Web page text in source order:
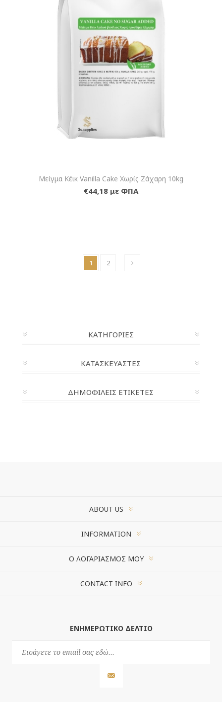
Μείγμα Κέικ Vanilla Cake Χωρίς Ζάχαρη 10kg
€44,18 με ΦΠΑ
1 2
ΚΑΤΗΓΟΡΊΕΣ
ΚΑΤΑΣΚΕΥΑΣΤΈΣ
ΔΗΜΟΦΙΛΕΙΣ ΕΤΙΚΕΤΕΣ
ABOUT US
INFORMATION
Ο ΛΟΓΑΡΙΑΣΜΌΣ ΜΟΥ
CONTACT INFO
ΕΝΗΜΕΡΩΤΙΚΌ ΔΕΛΤΊΟ